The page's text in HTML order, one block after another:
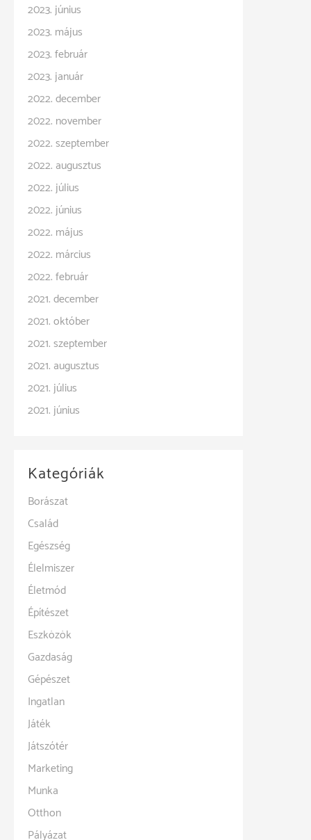
2023. június
2023. május
2023. február
2023. január
2022. december
2022. november
2022. szeptember
2022. augusztus
2022. július
2022. június
2022. május
2022. március
2022. február
2021. december
2021. október
2021. szeptember
2021. augusztus
2021. július
2021. június
Kategóriák
Borászat
Család
Egészség
Élelmiszer
Életmód
Építészet
Eszközök
Gazdaság
Gépészet
Ingatlan
Játék
Játszótér
Marketing
Munka
Otthon
Pályázat